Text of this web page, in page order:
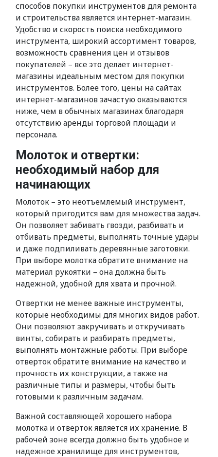
способов покупки инструментов для ремонта
и строительства является интернет-магазин.
Удобство и скорость поиска необходимого
инструмента, широкий ассортимент товаров,
возможность сравнения цен и отзывов
покупателей – все это делает интернет-
магазины идеальным местом для покупки
инструментов. Более того, цены на сайтах
интернет-магазинов зачастую оказываются
ниже, чем в обычных магазинах благодаря
отсутствию аренды торговой площади и
персонала.
Молоток и отвертки:
необходимый набор для
начинающих
Молоток – это неотъемлемый инструмент,
который пригодится вам для множества задач.
Он позволяет забивать гвозди, разбивать и
отбивать предметы, выполнять точные удары
и даже подпиливать деревянные заготовки.
При выборе молотка обратите внимание на
материал рукоятки – она должна быть
надежной, удобной для хвата и прочной.
Отвертки не менее важные инструменты,
которые необходимы для многих видов работ.
Они позволяют закручивать и откручивать
винты, собирать и разбирать предметы,
выполнять монтажные работы. При выборе
отверток обратите внимание на качество и
прочность их конструкции, а также на
различные типы и размеры, чтобы быть
готовыми к различным задачам.
Важной составляющей хорошего набора
молотка и отверток является их хранение. В
рабочей зоне всегда должно быть удобное и
надежное хранилище для инструментов,